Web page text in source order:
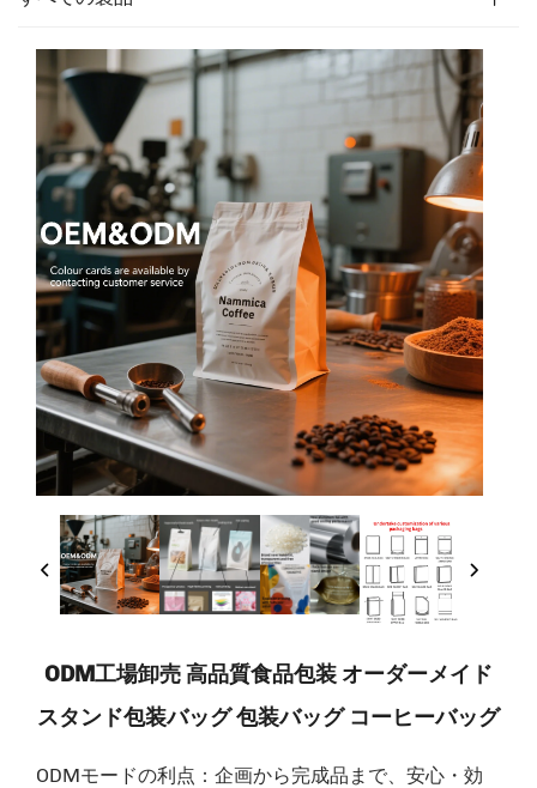
ODM工場卸売 高品質食品包装 オーダーメイド
スタンド包装バッグ 包装バッグ コーヒーバッグ
ODMモードの利点：企画から完成品まで、安心・効